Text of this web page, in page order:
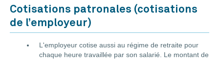
Cotisations patronales (cotisations
de l’employeur)
L'employeur cotise aussi au régime de retraite pour
chaque heure travaillée par son salarié. Le montant de